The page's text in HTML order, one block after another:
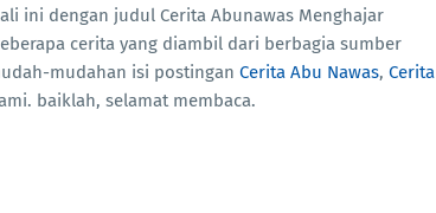
ini dengan judul Cerita Abunawas Menghajar
cerita yang diambil dari berbagia sumber
mudahan isi postingan Cerita Abu Nawas, Cerita
baiklah, selamat membaca.